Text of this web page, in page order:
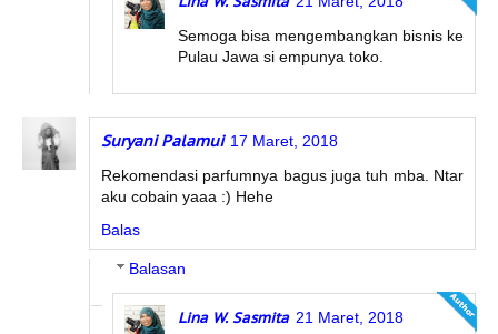
Semoga bisa mengembangkan bisnis ke
Pulau Jawa si empunya toko.
Suryani Palamui 17 Maret, 2018
Rekomendasi parfumnya bagus juga tuh mba. Ntar
aku cobain yaaa :) Hehe
Balas
Balasan
Lina W. Sasmita 21 Maret, 2018